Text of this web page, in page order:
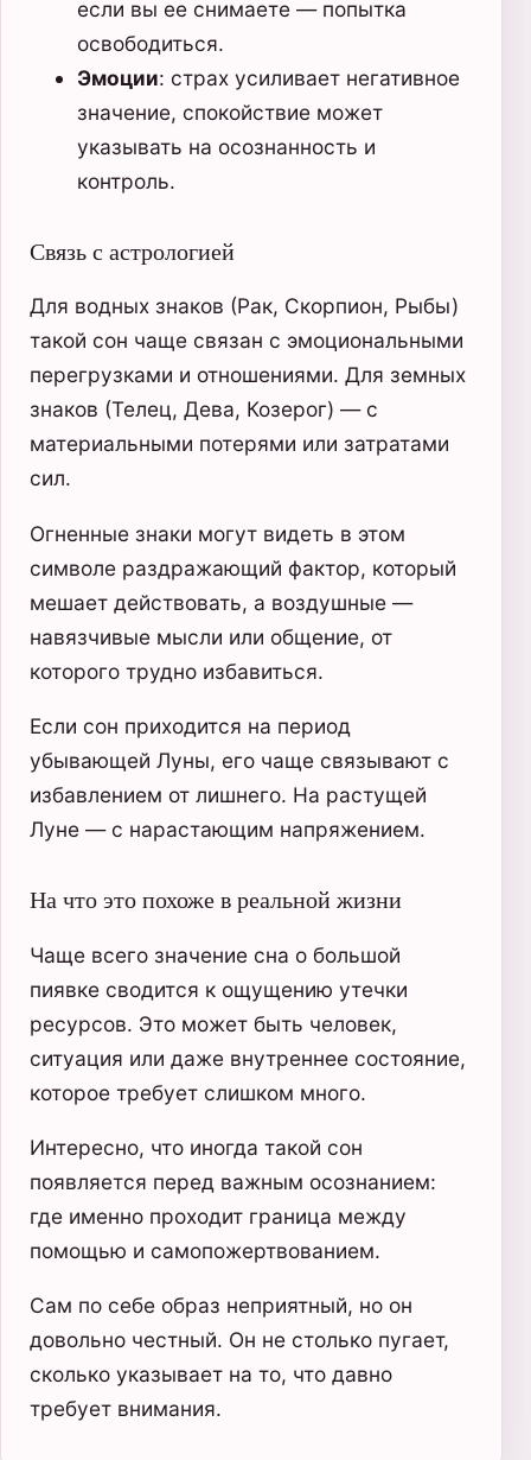
если вы ее снимаете — попытка
освободиться.
Эмоции: страх усиливает негативное
значение, спокойствие может
указывать на осознанность и
контроль.
Связь с астрологией
Для водных знаков (Рак, Скорпион, Рыбы)
такой сон чаще связан с эмоциональными
перегрузками и отношениями. Для земных
знаков (Телец, Дева, Козерог) — с
материальными потерями или затратами
сил.
Огненные знаки могут видеть в этом
символе раздражающий фактор, который
мешает действовать, а воздушные —
навязчивые мысли или общение, от
которого трудно избавиться.
Если сон приходится на период
убывающей Луны, его чаще связывают с
избавлением от лишнего. На растущей
Луне — с нарастающим напряжением.
На что это похоже в реальной жизни
Чаще всего значение сна о большой
пиявке сводится к ощущению утечки
ресурсов. Это может быть человек,
ситуация или даже внутреннее состояние,
которое требует слишком много.
Интересно, что иногда такой сон
появляется перед важным осознанием:
где именно проходит граница между
помощью и самопожертвованием.
Сам по себе образ неприятный, но он
довольно честный. Он не столько пугает,
сколько указывает на то, что давно
требует внимания.